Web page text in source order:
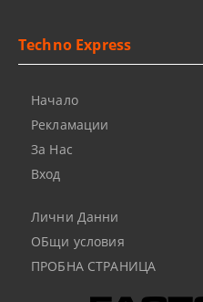
Techno Express
Начало
Рекламации
За Нас
Вход
Лични Данни
ОБщи условия
ПРОБНА СТРАНИЦА